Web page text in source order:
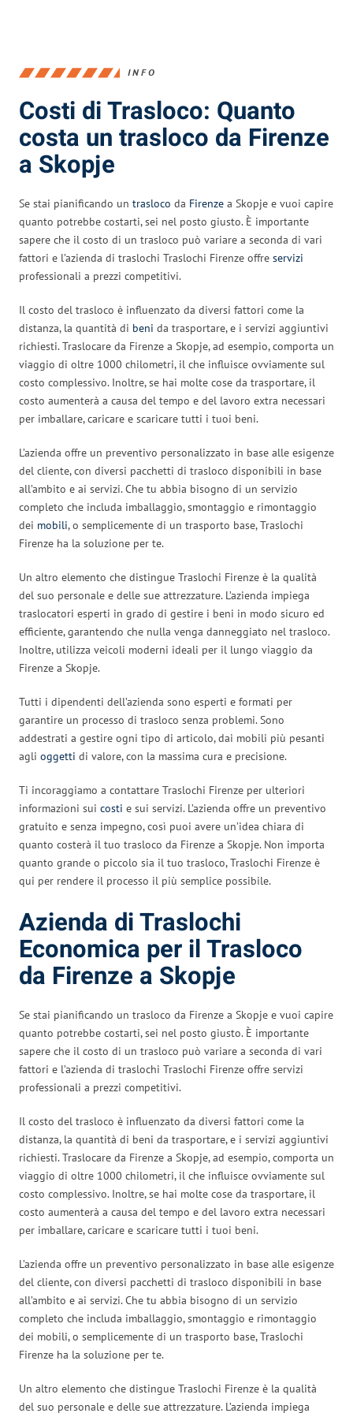
INFO
Costi di Trasloco: Quanto
costa un trasloco da Firenze
a Skopje
Se stai pianificando un trasloco da Firenze a Skopje e vuoi capire
quanto potrebbe costarti, sei nel posto giusto. È importante
sapere che il costo di un trasloco può variare a seconda di vari
fattori e l’azienda di traslochi Traslochi Firenze offre servizi
professionali a prezzi competitivi.
Il costo del trasloco è influenzato da diversi fattori come la
distanza, la quantità di beni da trasportare, e i servizi aggiuntivi
richiesti. Traslocare da Firenze a Skopje, ad esempio, comporta un
viaggio di oltre 1000 chilometri, il che influisce ovviamente sul
costo complessivo. Inoltre, se hai molte cose da trasportare, il
costo aumenterà a causa del tempo e del lavoro extra necessari
per imballare, caricare e scaricare tutti i tuoi beni.
L’azienda offre un preventivo personalizzato in base alle esigenze
del cliente, con diversi pacchetti di trasloco disponibili in base
all’ambito e ai servizi. Che tu abbia bisogno di un servizio
completo che includa imballaggio, smontaggio e rimontaggio
dei mobili, o semplicemente di un trasporto base, Traslochi
Firenze ha la soluzione per te.
Un altro elemento che distingue Traslochi Firenze è la qualità
del suo personale e delle sue attrezzature. L’azienda impiega
traslocatori esperti in grado di gestire i beni in modo sicuro ed
efficiente, garantendo che nulla venga danneggiato nel trasloco.
Inoltre, utilizza veicoli moderni ideali per il lungo viaggio da
Firenze a Skopje.
Tutti i dipendenti dell’azienda sono esperti e formati per
garantire un processo di trasloco senza problemi. Sono
addestrati a gestire ogni tipo di articolo, dai mobili più pesanti
agli oggetti di valore, con la massima cura e precisione.
Ti incoraggiamo a contattare Traslochi Firenze per ulteriori
informazioni sui costi e sui servizi. L’azienda offre un preventivo
gratuito e senza impegno, così puoi avere un’idea chiara di
quanto costerà il tuo trasloco da Firenze a Skopje. Non importa
quanto grande o piccolo sia il tuo trasloco, Traslochi Firenze è
qui per rendere il processo il più semplice possibile.
Azienda di Traslochi
Economica per il Trasloco
da Firenze a Skopje
Se stai pianificando un trasloco da Firenze a Skopje e vuoi capire
quanto potrebbe costarti, sei nel posto giusto. È importante
sapere che il costo di un trasloco può variare a seconda di vari
fattori e l’azienda di traslochi Traslochi Firenze offre servizi
professionali a prezzi competitivi.
Il costo del trasloco è influenzato da diversi fattori come la
distanza, la quantità di beni da trasportare, e i servizi aggiuntivi
richiesti. Traslocare da Firenze a Skopje, ad esempio, comporta un
viaggio di oltre 1000 chilometri, il che influisce ovviamente sul
costo complessivo. Inoltre, se hai molte cose da trasportare, il
costo aumenterà a causa del tempo e del lavoro extra necessari
per imballare, caricare e scaricare tutti i tuoi beni.
L’azienda offre un preventivo personalizzato in base alle esigenze
del cliente, con diversi pacchetti di trasloco disponibili in base
all’ambito e ai servizi. Che tu abbia bisogno di un servizio
completo che includa imballaggio, smontaggio e rimontaggio
dei mobili, o semplicemente di un trasporto base, Traslochi
Firenze ha la soluzione per te.
Un altro elemento che distingue Traslochi Firenze è la qualità
del suo personale e delle sue attrezzature. L’azienda impiega